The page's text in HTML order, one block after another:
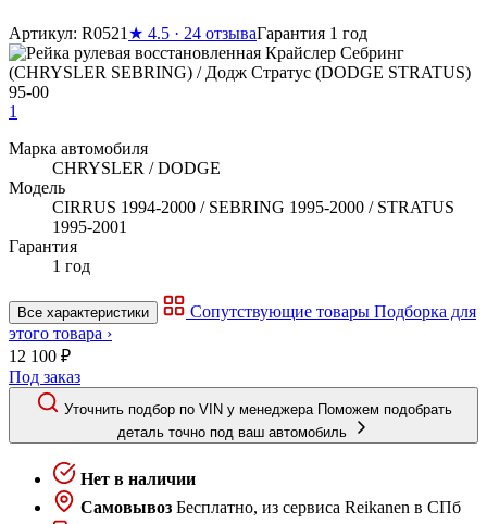
Артикул: R0521 ★ 4.5 · 24 отзываГарантия 1 год
1
Марка автомобиля
CHRYSLER / DODGE
Модель
CIRRUS 1994-2000 / SEBRING 1995-2000 / STRATUS
1995-2001
Гарантия
1 год
Все характеристики Сопутствующие товары Подборка для
этого товара ›
12 100 ₽
Под заказ
Уточнить подбор по VIN у менеджера Поможем подобрать
деталь точно под ваш автомобиль
Нет в наличии
Самовывоз Бесплатно, из сервиса Reikanen в СПб